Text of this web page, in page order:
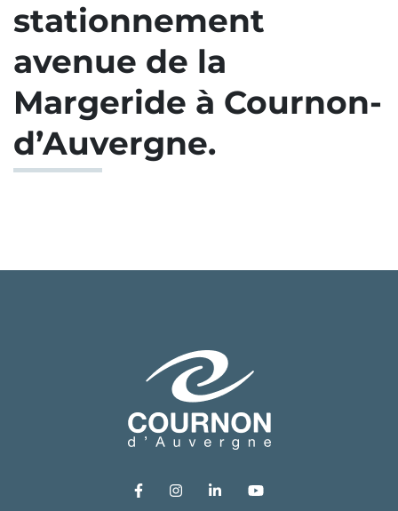
stationnement
avenue de la
Margeride à Cournon-
d’Auvergne.
Lien vers le compte Facebook
Lien vers le compte Instagram
Lien vers le compte
Lien vers la